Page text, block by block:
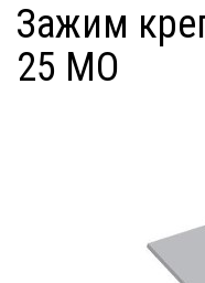
Зажим
25 МО